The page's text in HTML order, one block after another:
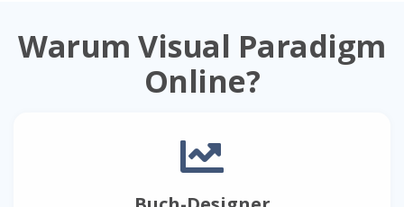
Warum Visual Paradigm
Online?